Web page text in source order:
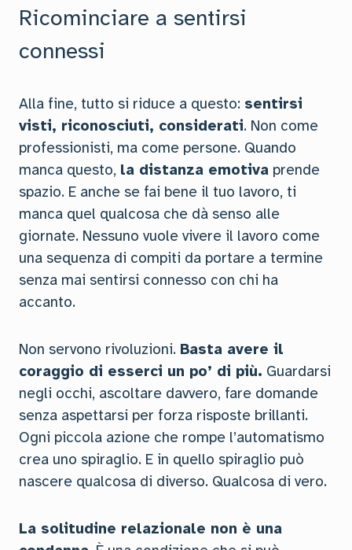
Ricominciare a sentirsi
connessi
Alla fine, tutto si riduce a questo: sentirsi
visti, riconosciuti, considerati. Non come
professionisti, ma come persone. Quando
manca questo, la distanza emotiva prende
spazio. E anche se fai bene il tuo lavoro, ti
manca quel qualcosa che dà senso alle
giornate. Nessuno vuole vivere il lavoro come
una sequenza di compiti da portare a termine
senza mai sentirsi connesso con chi ha
accanto.
Non servono rivoluzioni. Basta avere il
coraggio di esserci un po’ di più. Guardarsi
negli occhi, ascoltare davvero, fare domande
senza aspettarsi per forza risposte brillanti.
Ogni piccola azione che rompe l’automatismo
crea uno spiraglio. E in quello spiraglio può
nascere qualcosa di diverso. Qualcosa di vero.
La solitudine relazionale non è una